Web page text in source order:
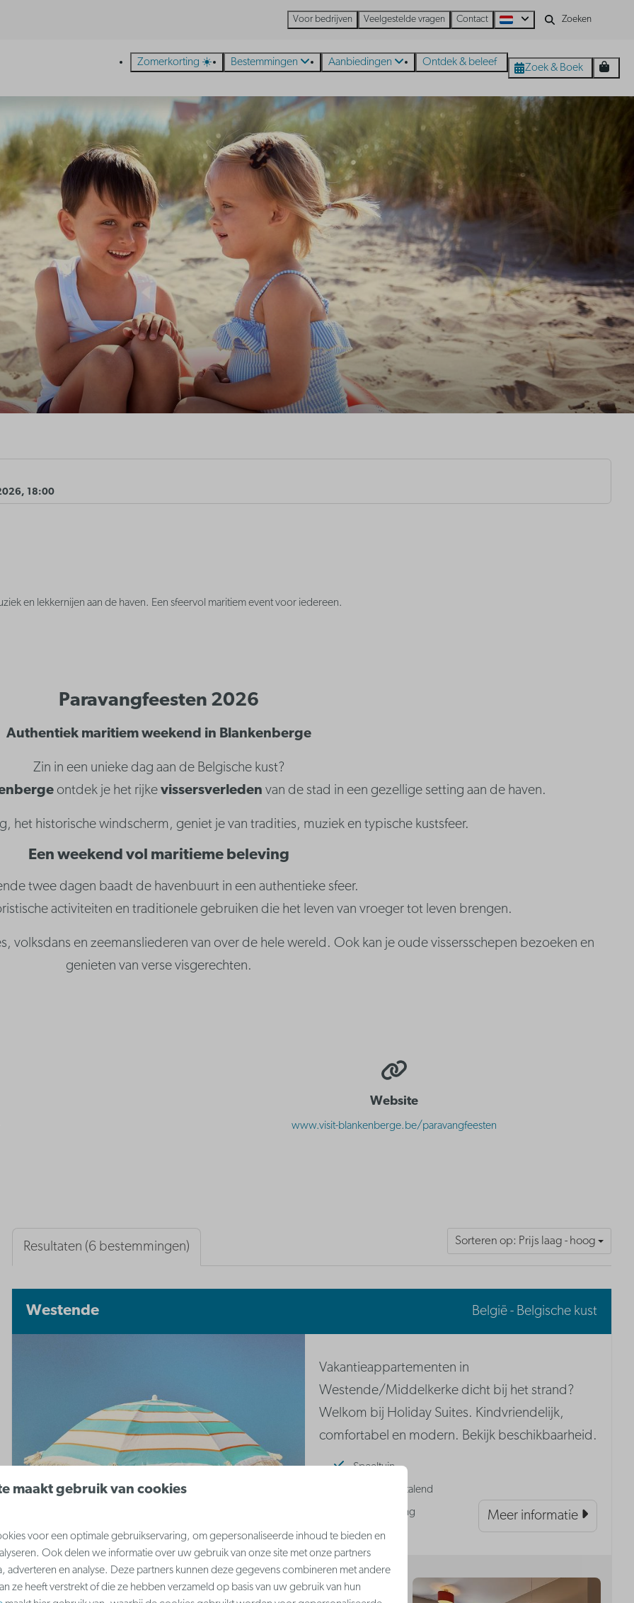
Voor bedrijven Veelgestelde vragen Contact
Zomerkorting ☀️ Bestemmingen Aanbiedingen Ontdek & beleef Zoek & Boek
18:00
en lekkernijen aan de haven. Een sfeervol maritiem event voor iedereen.
Paravangfeesten 2026
Authentiek maritiem weekend in Blankenberge
Zin in een unieke dag aan de Belgische kust?
ontdek je het rijke vissersverleden van de stad in een gezellige setting aan de haven.
het historische windscherm, geniet je van tradities, muziek en typische kustsfeer.
Een weekend vol maritieme beleving
twee dagen baadt de havenbuurt in een authentieke sfeer.
activiteiten en traditionele gebruiken die het leven van vroeger tot leven brengen.
volksdans en zeemansliederen van over de hele wereld. Ook kan je oude vissersschepen bezoeken en
genieten van verse visgerechten.
Website
www.visit-blankenberge.be/paravangfeesten
Sorteren op: Prijs laag - hoog
Resultaten (6 bestemmingen)
Westende België - Belgische kust
Vakantieappartementen in
Westende/Middelkerke dicht bij het strand?
Welkom bij Holiday Suites. Kindvriendelijk,
comfortabel en modern. Bekijk beschikbaarheid.
Speeltuin
Parking | Betalend
Fietsenstalling
Meer informatie
maakt gebruik van cookies
voor een optimale gebruikservaring, om gepersonaliseerde inhoud te bieden en
Ook delen we informatie over uw gebruik van onze site met onze partners
adverteren en analyse. Deze partners kunnen deze gegevens combineren met andere
ze heeft verstrekt of die ze hebben verzameld op basis van uw gebruik van hun